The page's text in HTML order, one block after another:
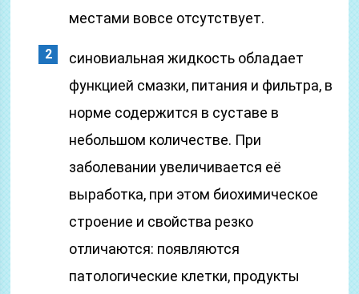
местами вовсе отсутствует.
синовиальная жидкость обладает
функцией смазки, питания и фильтра, в
норме содержится в суставе в
небольшом количестве. При
заболевании увеличивается её
выработка, при этом биохимическое
строение и свойства резко
отличаются: появляются
патологические клетки, продукты